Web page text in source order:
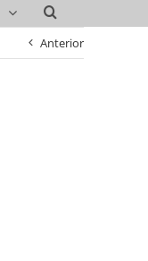
Anterior